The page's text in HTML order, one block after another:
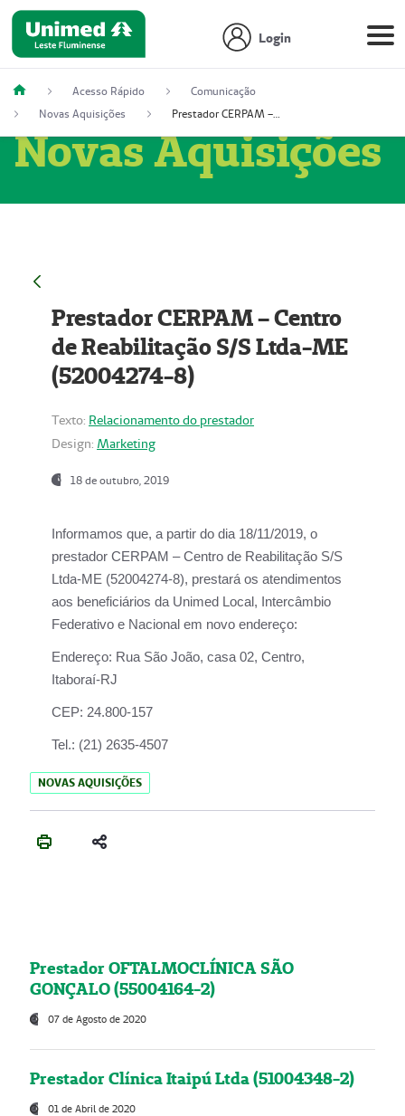
Login
Acesso Rápido
Comunicação
Novas Aquisições
Prestador CERPAM – Centro de Reabilitação S/S Ltda-ME (52004274-8)
Novas Aquisições
Prestador CERPAM – Centro
de Reabilitação S/S Ltda-ME
(52004274-8)
Texto: Relacionamento do prestador
Design: Marketing
18 de outubro, 2019
Informamos que, a partir do dia 18/11/2019, o
prestador CERPAM – Centro de Reabilitação S/S
Ltda-ME (52004274-8), prestará os atendimentos
aos beneficiários da Unimed Local, Intercâmbio
Federativo e Nacional em novo endereço:
Endereço: Rua São João, casa 02, Centro,
Itaboraí-RJ
CEP: 24.800-157
Tel.: (21) 2635-4507
NOVAS AQUISIÇÕES
Prestador OFTALMOCLÍNICA SÃO
GONÇALO (55004164-2)
07 de Agosto de 2020
Prestador Clínica Itaipú Ltda (51004348-2)
01 de Abril de 2020